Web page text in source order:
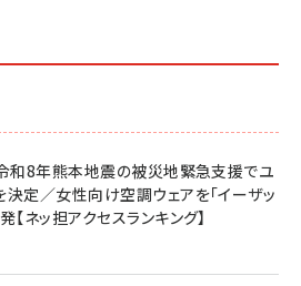
社は戦略が9割
ンアン)2026/06/24号 No.2500増刊
ンアン)2026/07/08号 No.2502[2026
あなたの恋と運命／山田涼介]
家が育休中に１億貯めた株式投資
」
令和8年熊本地震の被災地緊急支援でユ
定／女性向け空調ウェアを「イーザッ
ネッ担アクセスランキング】